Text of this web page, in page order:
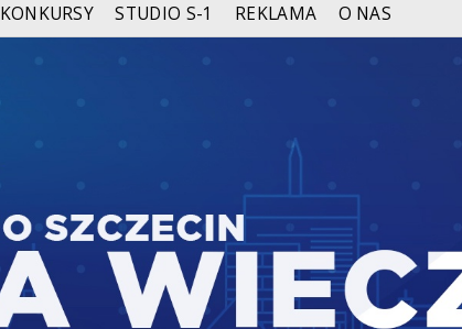
KONKURSY STUDIO S-1 REKLAMA O NAS